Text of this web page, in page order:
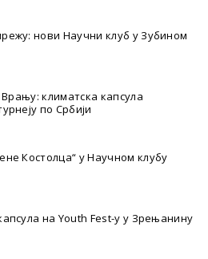
нови Научни клуб у Зубином
климатска капсула
по Србији
Костолца“ у Научном клубу
на Youth Fest-у у Зрењанину